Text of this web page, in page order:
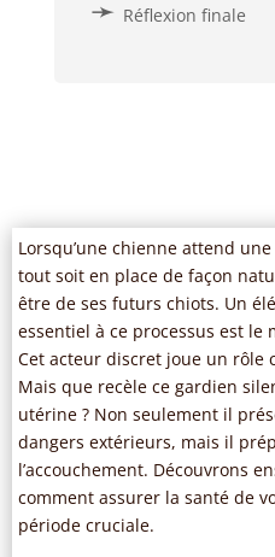
Réflexion finale
Lorsqu’une chienne attend
tout soit en place de façon
être de ses futurs chiots. Un
essentiel à ce processus est
Cet acteur discret joue un rôle
Mais que recèle ce gardien
utérine ? Non seulement il
dangers extérieurs, mais il
l’accouchement. Découvrons
comment assurer la santé de
période cruciale.